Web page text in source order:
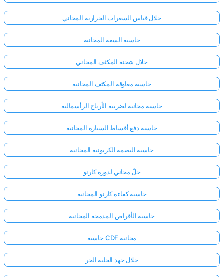
حلال قياس السعرات الحرارية المجاني
حاسبة السعة المجانية
حلال شحنة المكثف المجاني
حاسبة معاوقة المكثف المجانية
حاسبة مجانية لضريبة الأرباح الرأسمالية
حاسبة دفع أقساط السيارة المجانية
حاسبة البصمة الكربونية المجانية
حلّ مجاني لدورة كارنو
حاسبة كفاءة كارنو المجانية
حاسبة الأقراص المدمجة المجانية
حاسبة CDF مجانية
حلال جهد الخلية الحر